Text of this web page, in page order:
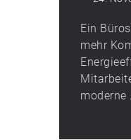
Ein
mehr
moderne